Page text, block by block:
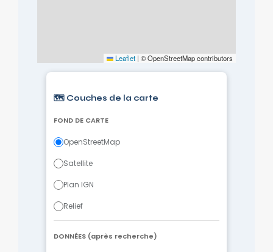
Leaflet | © OpenStreetMap contributors
🗺️ Couches de la carte
FOND DE CARTE
OpenStreetMap
Satellite
Plan IGN
Relief
DONNÉES (après recherche)